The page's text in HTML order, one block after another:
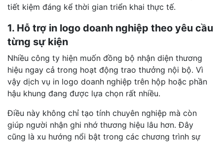
tiết kiệm đáng kể thời gian triển khai thực tế.
1. Hỗ trợ in logo doanh nghiệp theo yêu cầu
từng sự kiện
Nhiều công ty hiện muốn đồng bộ nhận diện thương
hiệu ngay cả trong hoạt động trao thưởng nội bộ. Vì
vậy dịch vụ in logo doanh nghiệp trên hộp hoặc phần
hậu khung đang được lựa chọn rất nhiều.
Điều này không chỉ tạo tính chuyên nghiệp mà còn
giúp người nhận ghi nhớ thương hiệu lâu hơn. Đây
cũng là xu hướng nổi bật trong các chương trình sự